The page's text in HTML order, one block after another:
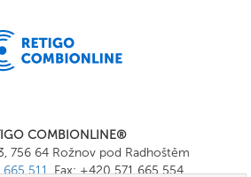
COMBIONLINE®
756 64 Rožnov pod Radhoštěm
511, Fax: +420 571 665 554